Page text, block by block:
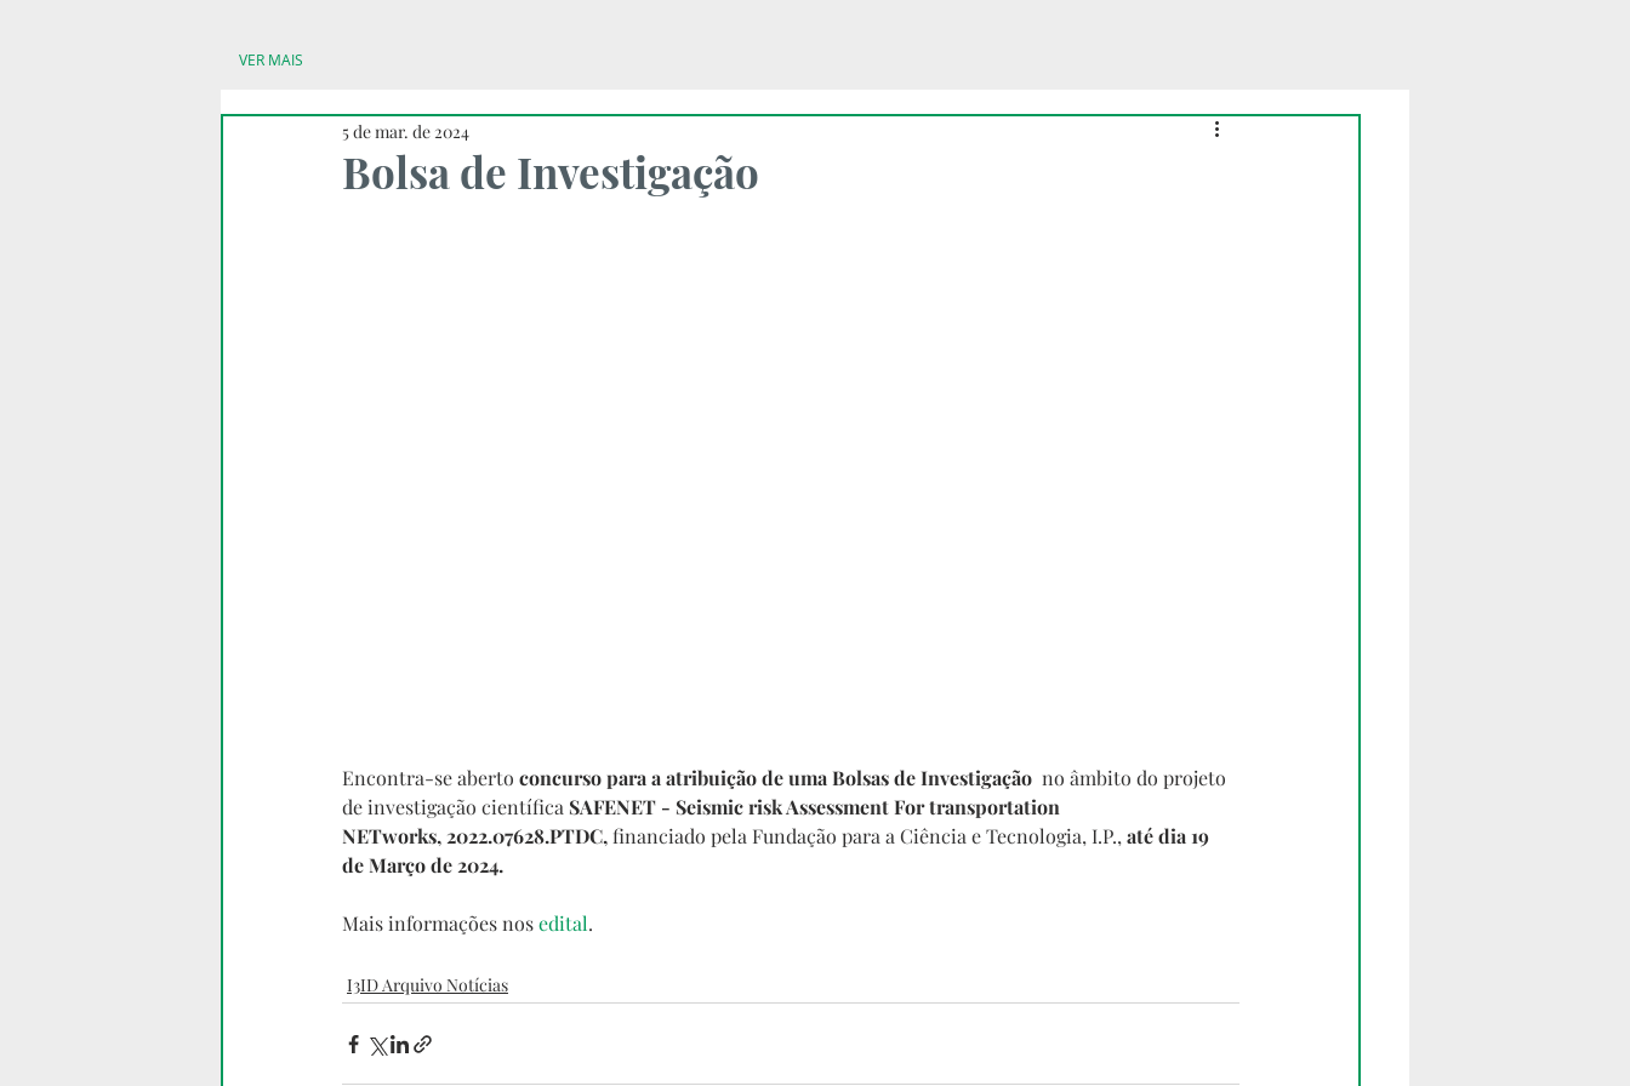
VER MAIS
Bolsa de Investigação
5 de mar. de 2024
Encontra-se aberto concurso para a atribuição de uma Bolsas de Investigação no âmbito do projeto
de investigação científica SAFENET - Seismic risk Assessment For transportation
NETworks, 2022.07628.PTDC, financiado pela Fundação para a Ciência e Tecnologia, I.P., até dia 19
de Março de 2024.
Mais informações nos edital.
I3ID Arquivo Notícias